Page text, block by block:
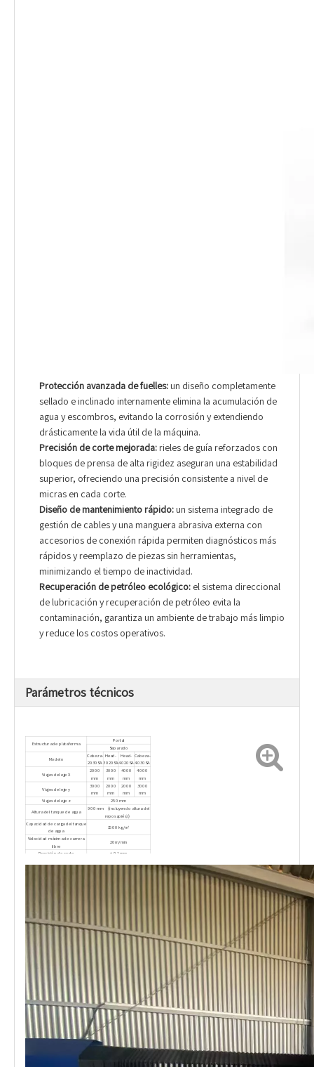
Protección avanzada de fuelles: un diseño completamente
sellado e inclinado internamente elimina la acumulación de
agua y escombros, evitando la corrosión y extendiendo
drásticamente la vida útil de la máquina.
Precisión de corte mejorada: rieles de guía reforzados con
bloques de prensa de alta rigidez aseguran una estabilidad
superior, ofreciendo una precisión consistente a nivel de
micras en cada corte.
Diseño de mantenimiento rápido: un sistema integrado de
gestión de cables y una manguera abrasiva externa con
accesorios de conexión rápida permiten diagnósticos más
rápidos y reemplazo de piezas sin herramientas,
minimizando el tiempo de inactividad.
Recuperación de petróleo ecológico: el sistema direccional
de lubricación y recuperación de petróleo evita la
contaminación, garantiza un ambiente de trabajo más limpio
y reduce los costos operativos.
Parámetros técnicos
Estructura de plataforma
Portal
Separado
Modelo
Cabeza-
2030SA
Head-
3020SA
Head-
4020SA
Cabeza-
4030SA
Viajes del eje X
2000
mm
3000
mm
4000
mm
4000
mm
Viajes del eje y
3000
mm
2000
mm
2000
mm
3000
mm
Viajes del eje z 250 mm
Altura del tanque de agua
900 mm （incluyendo altura del
reposapiés)）
Capacidad de carga del tanque
de agua
1500 kg/㎡
Velocidad máxima de carrera
libre
20m/min
Precisión de corte
± 0.1 mm